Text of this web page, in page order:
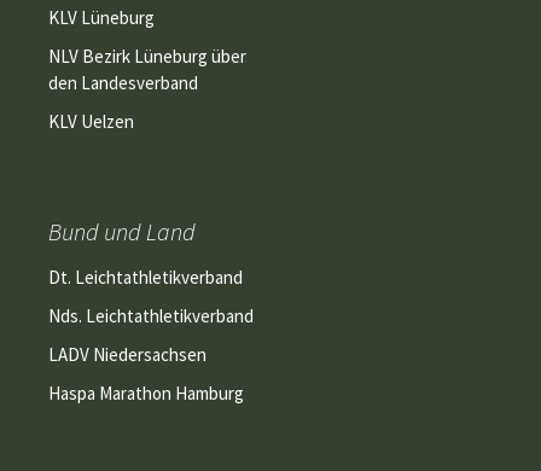
KLV Lüneburg
NLV Bezirk Lüneburg über
den Landesverband
KLV Uelzen
Bund und Land
Dt. Leichtathletikverband
Nds. Leichtathletikverband
LADV Niedersachsen
Haspa Marathon Hamburg